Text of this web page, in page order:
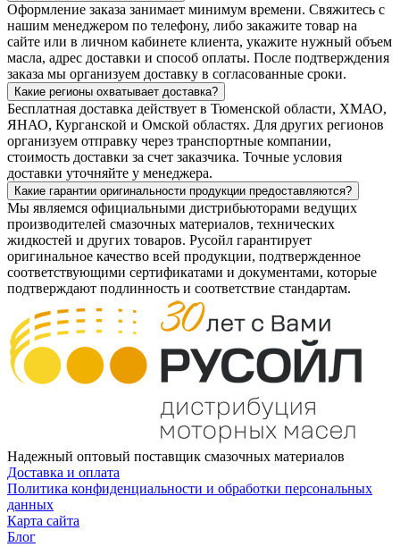
Оформление заказа занимает минимум времени. Свяжитесь с
нашим менеджером по телефону, либо закажите товар на
сайте или в личном кабинете клиента, укажите нужный объем
масла, адрес доставки и способ оплаты. После подтверждения
заказа мы организуем доставку в согласованные сроки.
Какие регионы охватывает доставка?
Бесплатная доставка действует в Тюменской области, ХМАО,
ЯНАО, Курганской и Омской областях. Для других регионов
организуем отправку через транспортные компании,
стоимость доставки за счет заказчика. Точные условия
доставки уточняйте у менеджера.
Какие гарантии оригинальности продукции предоставляются?
Мы являемся официальными дистрибьюторами ведущих
производителей смазочных материалов, технических
жидкостей и других товаров. Русойл гарантирует
оригинальное качество всей продукции, подтвержденное
соответствующими сертификатами и документами, которые
подтверждают подлинность и соответствие стандартам.
Надежный оптовый поставщик смазочных материалов
Доставка и оплата
Политика конфиденциальности и обработки персональных
данных
Карта сайта
Блог